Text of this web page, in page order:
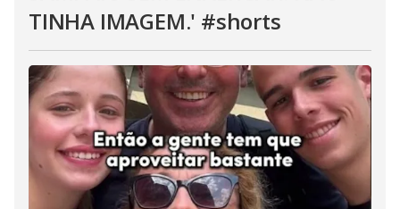
TINHA IMAGEM.' #shorts